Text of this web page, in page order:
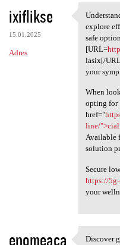
ixiflikse
15.01.2025
Adres
explore
safe
[URL=
lasix[/
your
When
opting for
href="
line/
Available
solution
Secure
https://
your
enomeaca
Discover